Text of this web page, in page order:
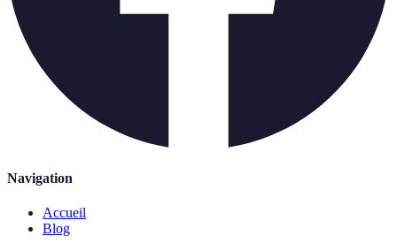
Navigation
Accueil
Blog